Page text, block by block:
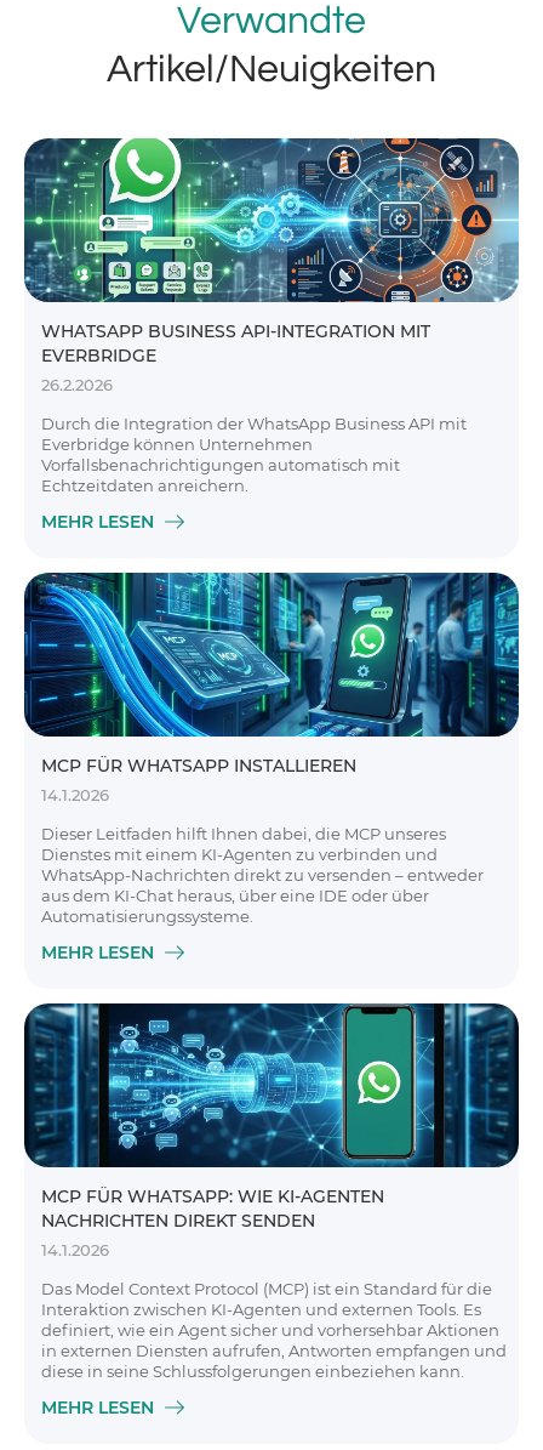
Verwandte
Artikel/Neuigkeiten
WHATSAPP BUSINESS API-INTEGRATION MIT
EVERBRIDGE
26.2.2026
Durch die Integration der WhatsApp Business API mit
Everbridge können Unternehmen
Vorfallsbenachrichtigungen automatisch mit
Echtzeitdaten anreichern.
MEHR LESEN
MCP FÜR WHATSAPP INSTALLIEREN
14.1.2026
Dieser Leitfaden hilft Ihnen dabei, die MCP unseres
Dienstes mit einem KI-Agenten zu verbinden und
WhatsApp-Nachrichten direkt zu versenden – entweder
aus dem KI-Chat heraus, über eine IDE oder über
Automatisierungssysteme.
MEHR LESEN
MCP FÜR WHATSAPP: WIE KI-AGENTEN
NACHRICHTEN DIREKT SENDEN
14.1.2026
Das Model Context Protocol (MCP) ist ein Standard für die
Interaktion zwischen KI-Agenten und externen Tools. Es
definiert, wie ein Agent sicher und vorhersehbar Aktionen
in externen Diensten aufrufen, Antworten empfangen und
diese in seine Schlussfolgerungen einbeziehen kann.
MEHR LESEN